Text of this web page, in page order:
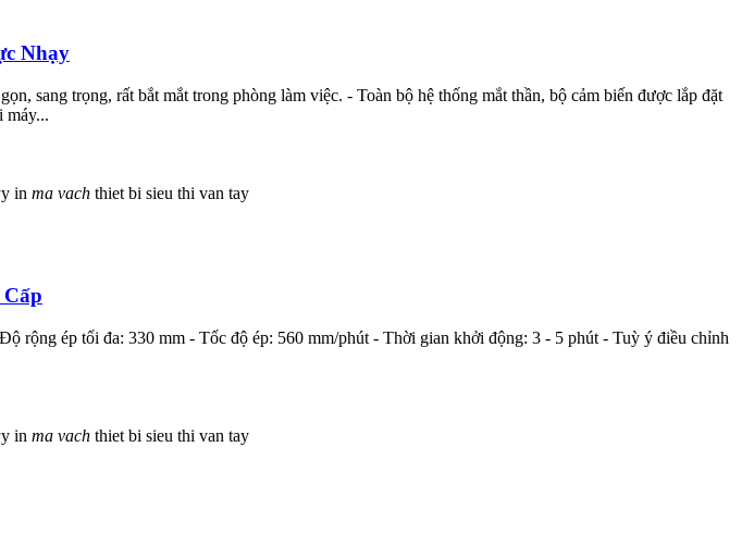
Nhạy
sang trọng, rất bắt mắt trong phòng làm việc. - Toàn bộ hệ thống mắt thần, bộ cảm biến được lắp đặt
máy...
y in ma vach thiet bi sieu thi van tay
ép tối đa: 330 mm - Tốc độ ép: 560 mm/phút - Thời gian khởi động: 3 - 5 phút - Tuỳ ý điều chỉnh
y in ma vach thiet bi sieu thi van tay